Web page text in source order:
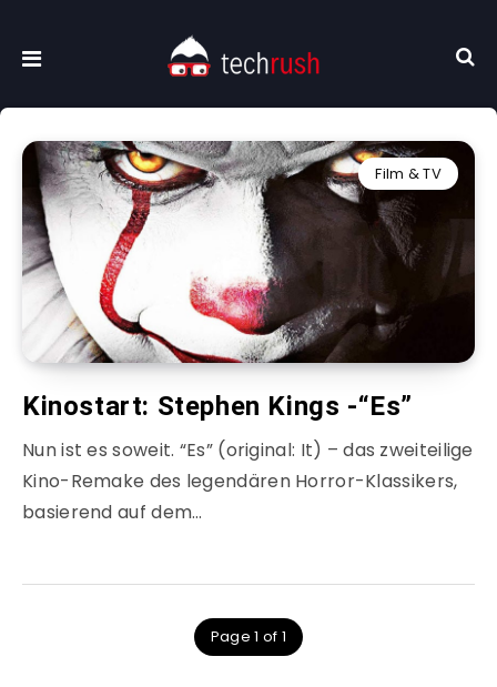
Film & TV
Kinostart: Stephen Kings -“Es”
Nun ist es soweit. “Es” (original: It) – das zweiteilige
Kino-Remake des legendären Horror-Klassikers,
basierend auf dem…
Page 1 of 1